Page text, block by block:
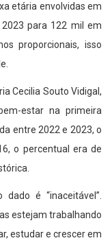
etária envolvidas em
para 122 mil em
proporcionais, isso
Cecilia Souto Vidigal,
estar na primeira
entre 2022 e 2023, o
o percentual era de
é “inaceitável”.
estejam trabalhando
estudar e crescer em